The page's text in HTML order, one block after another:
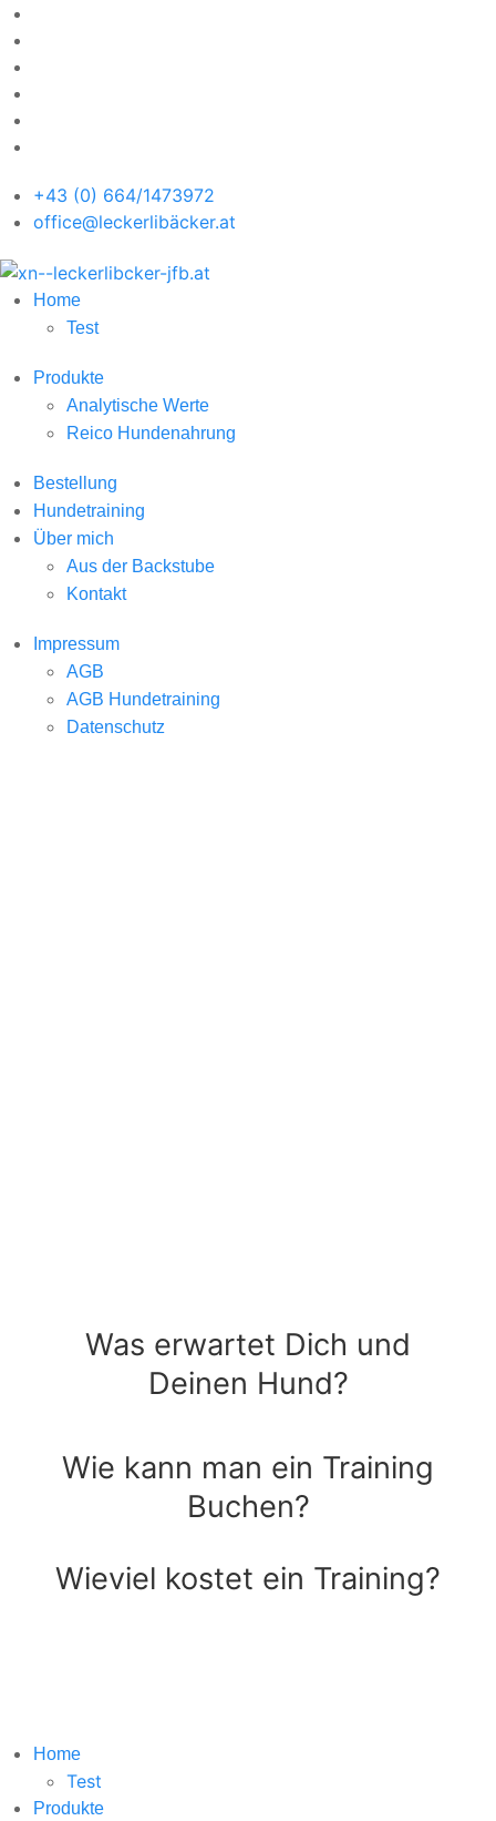
+43 (0) 664/1473972
office@leckerlibäcker.at
Home
Test
Produkte
Analytische Werte
Reico Hundenahrung
Bestellung
Hundetraining
Über mich
Aus der Backstube
Kontakt
Impressum
AGB
AGB Hundetraining
Datenschutz
Was erwartet Dich und
Deinen Hund?
Wie kann man ein Training
Buchen?
Wieviel kostet ein Training?
Home
Test
Produkte